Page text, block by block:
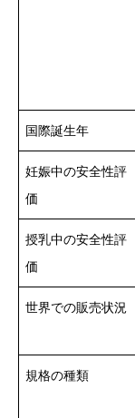
国際誕生年
妊娠中の安全性評
価
授乳中の安全性評
価
世界での販売状況
規格の種類